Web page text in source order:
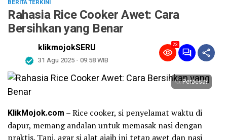
BERITA TERKINI
Rahasia Rice Cooker Awet: Cara
Bersihkan yang Benar
klikmojokSERU
31 Agu 2025 - 09:58 WIB
23
Perbesar
KlikMojok.com – Rice cooker, si penyelamat waktu di
dapur, memang andalan untuk memasak nasi dengan
praktis. Tapi, agar si alat ajaib ini tetap awet dan nasi